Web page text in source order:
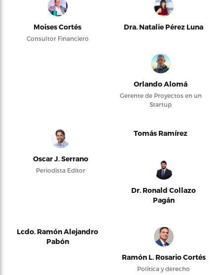
Moises Cortés
Consultor Financiero
Dra. Natalie Pérez Luna
Orlando Alomá
Gerente de Proyectos en un
Startup
Oscar J. Serrano
Periodista Editor
Tomás Ramírez
Dr. Ronald Collazo
Pagán
Lcdo. Ramón Alejandro
Pabón
Ramón L. Rosario Cortés
Política y derecho